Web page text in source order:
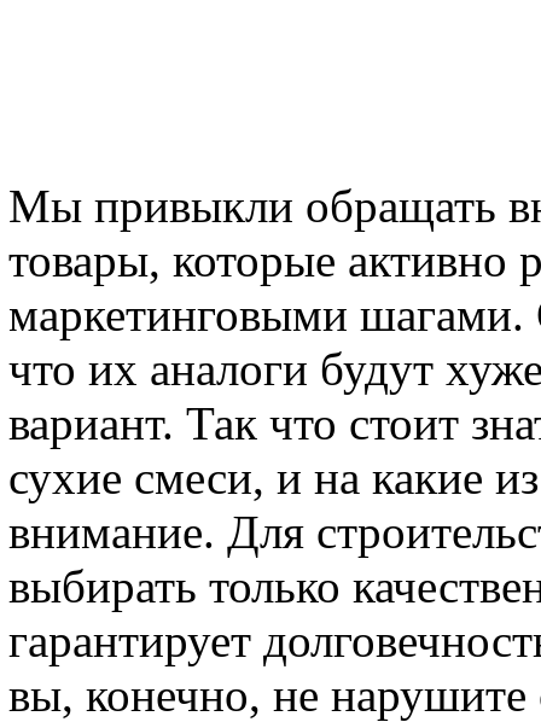
Мы привыкли обращать
товары, которые активно
маркетинговыми шагами.
что их аналоги будут
вариант. Так что стоит
сухие смеси, и на какие
внимание. Для
выбирать только
гарантирует
вы, конечно, не нарушите